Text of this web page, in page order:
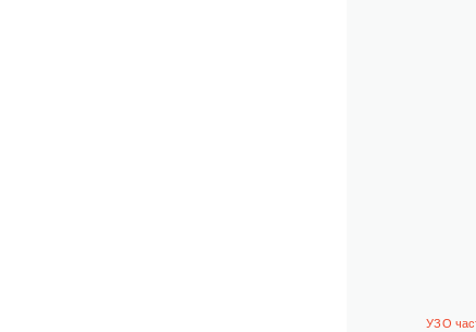
УЗО